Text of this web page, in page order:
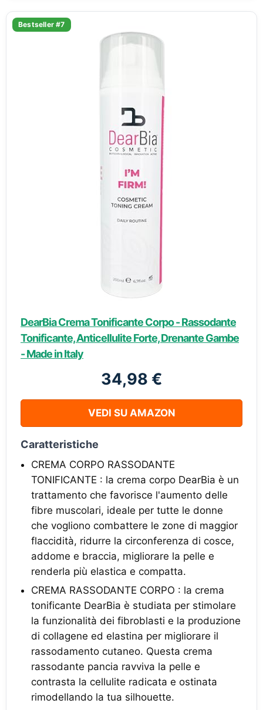
Bestseller #7
DearBia Crema Tonificante Corpo - Rassodante
Tonificante, Anticellulite Forte, Drenante Gambe
- Made in Italy
34,98 €
VEDI SU AMAZON
Caratteristiche
CREMA CORPO RASSODANTE
TONIFICANTE : la crema corpo DearBia è un
trattamento che favorisce l'aumento delle
fibre muscolari, ideale per tutte le donne
che vogliono combattere le zone di maggior
flaccidità, ridurre la circonferenza di cosce,
addome e braccia, migliorare la pelle e
renderla più elastica e compatta.
CREMA RASSODANTE CORPO : la crema
tonificante DearBia è studiata per stimolare
la funzionalità dei fibroblasti e la produzione
di collagene ed elastina per migliorare il
rassodamento cutaneo. Questa crema
rassodante pancia ravviva la pelle e
contrasta la cellulite radicata e ostinata
rimodellando la tua silhouette.